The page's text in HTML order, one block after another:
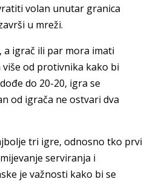
volan unutar granica
u mreži.
a igrač ili par mora imati
više od protivnika kako bi
do 20-20, igra se
od igrača ne ostvari dva
tri igre, odnosno tko prvi
serviranja i
je važnosti kako bi se